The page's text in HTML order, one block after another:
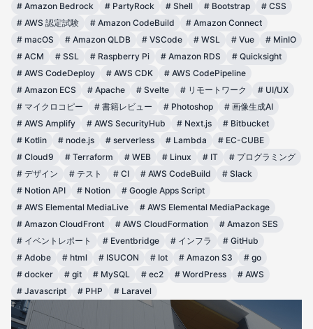
# Amazon Bedrock # PartyRock # Shell # Bootstrap # CSS
# AWS 認定試験 # Amazon CodeBuild # Amazon Connect
# macOS # Amazon QLDB # VSCode # WSL # Vue # MinIO
# ACM # SSL # Raspberry Pi # Amazon RDS # Quicksight
# AWS CodeDeploy # AWS CDK # AWS CodePipeline
# Amazon ECS # Apache # Svelte # リモートワーク # UI/UX
# マイクロコピー # 書籍レビュー # Photoshop # 画像生成AI
# AWS Amplify # AWS SecurityHub # Next.js # Bitbucket
# Kotlin # node.js # serverless # Lambda # EC-CUBE
# Cloud9 # Terraform # WEB # Linux # IT # プログラミング
# デザイン # テスト # CI # AWS CodeBuild # Slack
# Notion API # Notion # Google Apps Script
# AWS Elemental MediaLive # AWS Elemental MediaPackage
# Amazon CloudFront # AWS CloudFormation # Amazon SES
# イベントレポート # Eventbridge # インフラ # GitHub
# Adobe # html # ISUCON # Iot # Amazon S3 # go
# docker # git # MySQL # ec2 # WordPress # AWS
# Javascript # PHP # Laravel